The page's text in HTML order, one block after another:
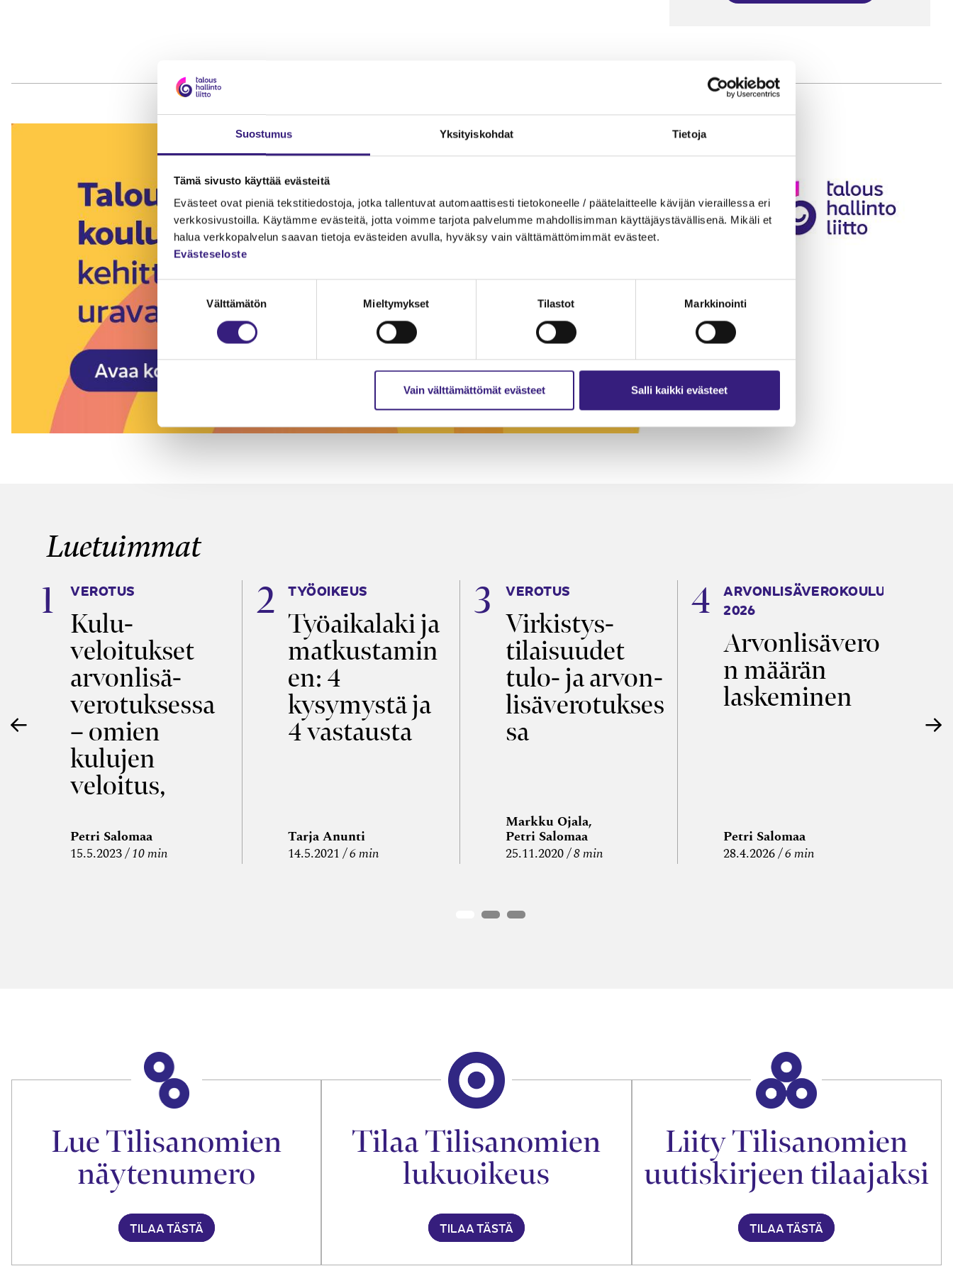
Suostumus Yksityiskohdat Tietoja
Tämä sivusto käyttää evästeitä
Evästeet ovat pieniä tekstitiedostoja, jotka tallentuvat automaattisesti tietokoneelle / päätelaitteelle kävijän vieraillessa eri
verkkosivustoilla. Käytämme evästeitä, jotta voimme tarjota palvelumme mahdollisimman käyttäjäystävällisenä. Mikäli et
halua verkkopalvelun saavan tietoja evästeiden avulla, hyväksy vain välttämättömimmät evästeet.
Evästeseloste
Suostumuksen
valinta
Välttämätön Mieltymykset Tilastot Markkinointi
Vain välttämättömät evästeet Salli kaikki evästeet
MAINOS
Luetuimmat
VEROTUS
Kulu­
veloitukset
arvon­lisä­
verotuksessa
– omien
kulujen
veloitus,
edelleen­
veloitus ja
Petri Salomaa
15.5.2023 10 min
TYÖOIKEUS
Työaikalaki ja
matkustamin
en: 4
kysymystä ja
4 vastausta
Tarja Anunti
14.5.2021
6 min
VEROTUS
Virkistys­
tilaisuudet
tulo- ja arvon­
lisäverotukses
sa
Markku Ojala,
Petri Salomaa
25.11.2020 8 min
ARVONLISÄVEROKOULU
2026
Arvonlisävero
n määrän
laskeminen
Petri Salomaa
28.4.2026 6 min
Lue Tilisanomien
näytenumero
TILAA TÄSTÄ
Tilaa Tilisanomien
lukuoikeus
TILAA TÄSTÄ
Liity Tilisanomien
uutiskirjeen tilaajaksi
TILAA TÄSTÄ